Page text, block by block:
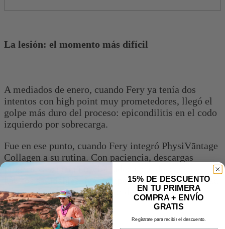
La lesión: el momento más difícil
A mediados de enero, cuando Fery ya tenía dos
intentos con high point muy prometedores, llegó el
golpe más duro del proceso: epicondilitis en el codo
izquierdo por sobrecarga.
Fue en ese punto, cuando Fery integró PhysiVāntage
Collagen a su rutina. Con paciencia, descargas
progresivas, una nutrición adecuada, descanso y
hábitos saludables, fue recuperando la funcionalidad
de su codo hasta que el dolor dejó de ser una
limitante.
15% DE DESCUENTO
EN TU PRIMERA
COMPRA + ENVÍO
GRATIS
Regístrate para recibir el descuento.